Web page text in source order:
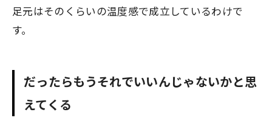
足元はそのくらいの温度感で成立しているわけで
す。
だったらもうそれでいいんじゃないかと思
えてくる